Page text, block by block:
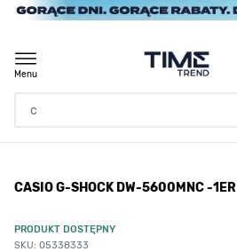
Przejdź do treści
Menu
/ CASIO G-SHOCK DW-5600MNC -1ER
CASIO G-SHOCK DW-5600MNC -1ER
PRODUKT DOSTĘPNY
SKU: 05338333